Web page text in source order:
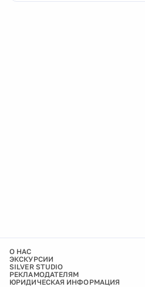
О НАС
ЭКСКУРСИИ
SILVER STUDIO
РЕКЛАМОДАТЕЛЯМ
ЮРИДИЧЕСКАЯ ИНФОРМАЦИЯ